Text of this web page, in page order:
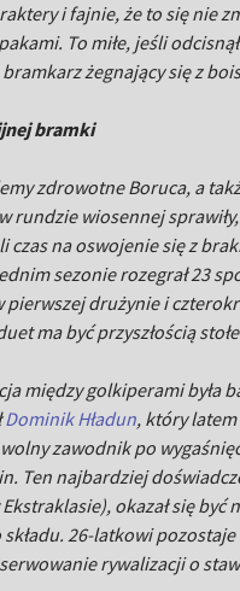
i fajnie, że to się nie
To miłe, jeśli
bramkarz żegnający się z
bramki
zdrowotne Boruca, a
rundzie wiosennej
czas na oswojenie się z
sezonie rozegrał 23
pierwszej drużynie i
ma być przyszłością
między golkiperami była
Dominik Hładun, który latem
zawodnik po
Ten najbardziej
okazał się być
26-latkowi
rywalizacji o